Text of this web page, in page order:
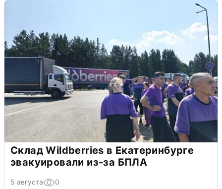
Склад Wildberries в Екатеринбурге
эвакуировали из-за БПЛА
5 августа 0